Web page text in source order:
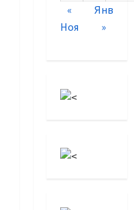
«
Ноя
Янв
»